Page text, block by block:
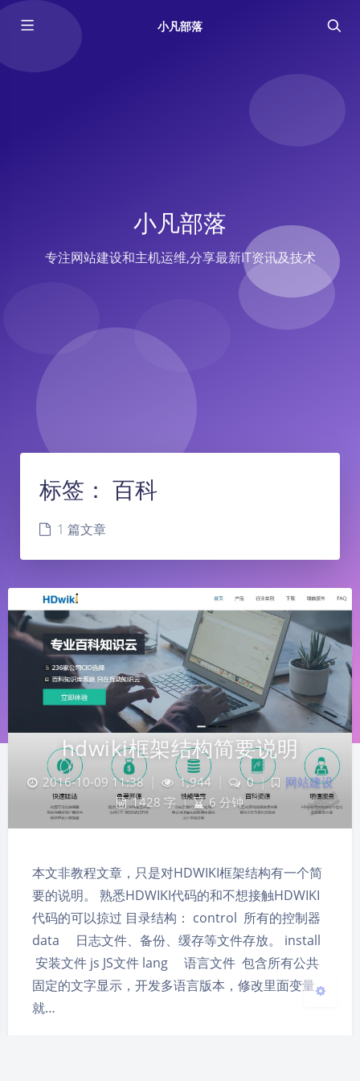
小凡部落
小凡部落
专注网站建设和主机运维,分享最新IT资讯及技术
夜间模式
浅阴影 深阴影
关闭 日落 暗化 灰度
标签： 百科
1 篇文章
hdwiki框架结构简要说明
2016-10-09 11:38 1,944 0 |
网站建设
1428 字 | 6 分钟
本文非教程文章，只是对HDWIKI框架结构有一个简
要的说明。 熟悉HDWIKI代码的和不想接触HDWIKI
代码的可以掠过 目录结构： control 所有的控制器
data 日志文件、备份、缓存等文件存放。 install
安装文件 js JS文件 lang 语言文件 包含所有公共
固定的文字显示，开发多语言版本，修改里面变量
就…